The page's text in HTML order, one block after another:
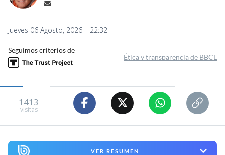
Jueves 06 Agosto, 2026 | 22:32
Seguimos criterios de
Ética y transparencia de BBCL
1413
visitas
VER RESUMEN